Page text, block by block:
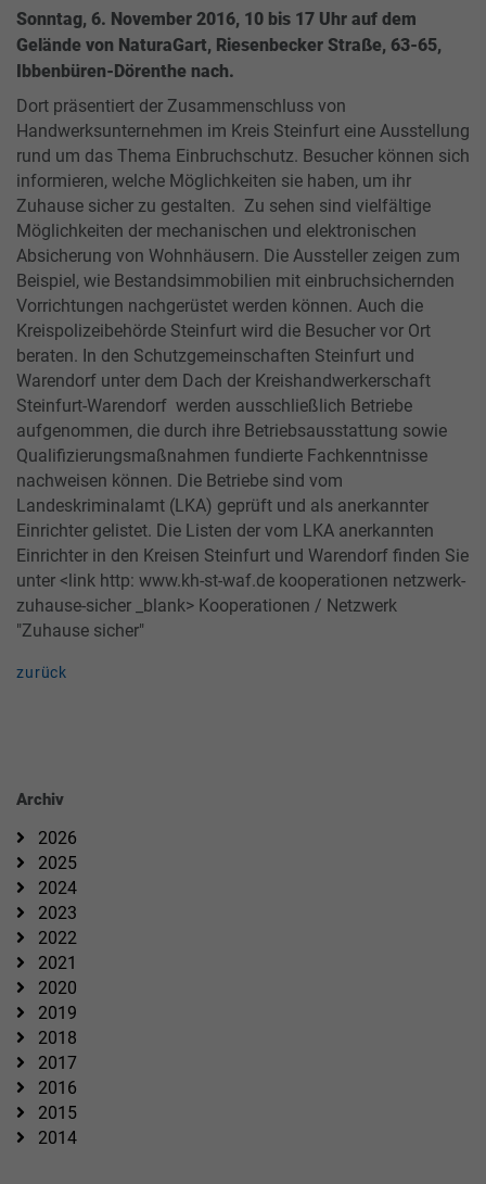
Sonntag, 6. November 2016, 10 bis 17 Uhr auf dem
Gelände von NaturaGart, Riesenbecker Straße, 63-65,
Ibbenbüren-Dörenthe nach.
Dort präsentiert der Zusammenschluss von
Handwerksunternehmen im Kreis Steinfurt eine Ausstellung
rund um das Thema Einbruchschutz. Besucher können sich
informieren, welche Möglichkeiten sie haben, um ihr
Zuhause sicher zu gestalten. Zu sehen sind vielfältige
Möglichkeiten der mechanischen und elektronischen
Absicherung von Wohnhäusern. Die Aussteller zeigen zum
Beispiel, wie Bestandsimmobilien mit einbruchsichernden
Vorrichtungen nachgerüstet werden können. Auch die
Kreispolizeibehörde Steinfurt wird die Besucher vor Ort
beraten. In den Schutzgemeinschaften Steinfurt und
Warendorf unter dem Dach der Kreishandwerkerschaft
Steinfurt-Warendorf werden ausschließlich Betriebe
aufgenommen, die durch ihre Betriebsausstattung sowie
Qualifizierungsmaßnahmen fundierte Fachkenntnisse
nachweisen können. Die Betriebe sind vom
Landeskriminalamt (LKA) geprüft und als anerkannter
Einrichter gelistet. Die Listen der vom LKA anerkannten
Einrichter in den Kreisen Steinfurt und Warendorf finden Sie
unter <link http: www.kh-st-waf.de kooperationen netzwerk-
zuhause-sicher _blank> Kooperationen / Netzwerk
"Zuhause sicher"
zurück
Archiv
2026
2025
2024
2023
2022
2021
2020
2019
2018
2017
2016
2015
2014